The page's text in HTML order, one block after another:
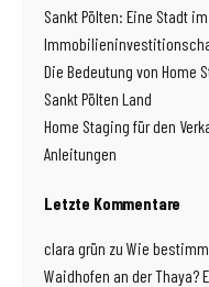
Sankt Pölten: Eine Stadt
Die Bedeutung von Home
Sankt Pölten Land
Home Staging für den
Anleitungen
Letzte Kommentare
clara grün zu Wie
Waidhofen an der Thaya?